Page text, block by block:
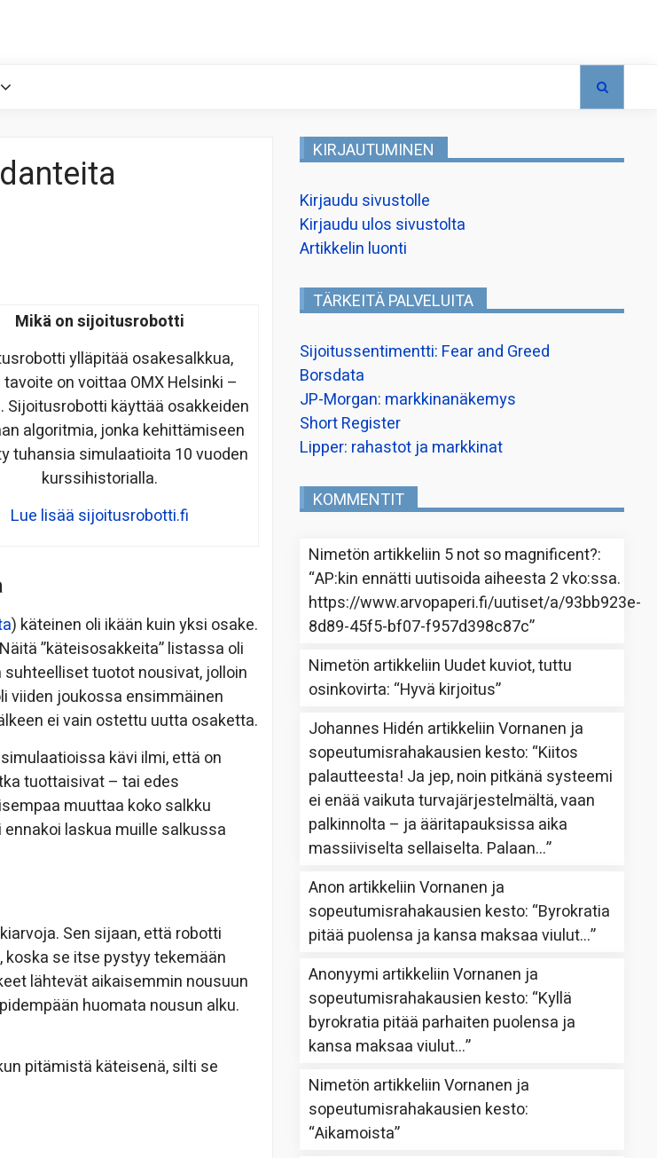
Mikä on sijoitusrobotti
ylläpitää osakesalkkua,
tavoite on voittaa OMX Helsinki –
Sijoitusrobotti käyttää osakkeiden
algoritmia, jonka kehittämiseen
tuhansia simulaatioita 10 vuoden
kurssihistorialla.
Lue lisää sijoitusrobotti.fi
) käteinen oli ikään kuin yksi osake.
”käteisosakkeita” listassa oli
tuotot nousivat, jolloin
viiden joukossa ensimmäinen
ei vain ostettu uutta osaketta.
kävi ilmi, että on
tuottaisivat – tai edes
muuttaa koko salkku
laskua muille salkussa
Sen sijaan, että robotti
koska se itse pystyy tekemään
lähtevät aikaisemmin nousuun
huomata nousun alku.
pitämistä käteisenä, silti se
KIRJAUTUMINEN
Kirjaudu sivustolle
Kirjaudu ulos sivustolta
Artikkelin luonti
TÄRKEITÄ PALVELUITA
Sijoitussentimentti: Fear and Greed
Borsdata
JP-Morgan: markkinanäkemys
Short Register
Lipper: rahastot ja markkinat
KOMMENTIT
Nimetön artikkeliin 5 not so magnificent?:
“AP:kin ennätti uutisoida aiheesta 2 vko:ssa.
https://www.arvopaperi.fi/uutiset/a/93bb923e-
8d89-45f5-bf07-f957d398c87c”
Nimetön artikkeliin Uudet kuviot, tuttu
osinkovirta: “Hyvä kirjoitus”
Johannes Hidén artikkeliinVornanen ja
sopeutumisrahakausien kesto: “Kiitos
palautteesta! Ja jep, noin pitkänä systeemi
ei enää vaikuta turvajärjestelmältä, vaan
palkinnolta – ja ääritapauksissa aika
massiiviselta sellaiselta. Palaan…”
Anon artikkeliinVornanen ja
sopeutumisrahakausien kesto: “Byrokratia
pitää puolensa ja kansa maksaa viulut…”
Anonyymi artikkeliinVornanen ja
sopeutumisrahakausien kesto: “Kyllä
byrokratia pitää parhaiten puolensa ja
kansa maksaa viulut…”
Nimetön artikkeliinVornanen ja
sopeutumisrahakausien kesto:
“Aikamoista”